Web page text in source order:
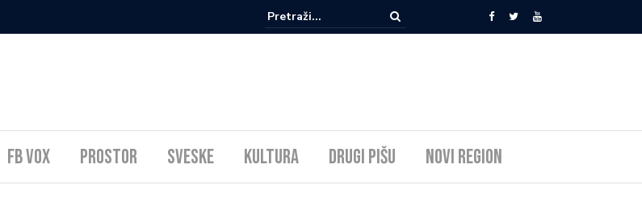
FB Vox Prostor Sveske Kultura Drugi pišu Novi Region